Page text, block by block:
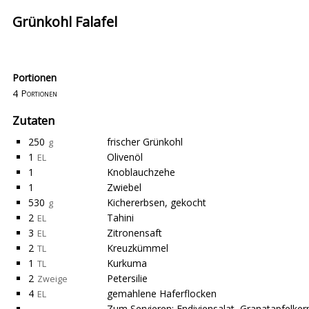
Grünkohl Falafel
Portionen
4 Portionen
Zutaten
250 g
frischer Grünkohl
1 EL
Olivenöl
1
Knoblauchzehe
1
Zwiebel
530 g
Kichererbsen, gekocht
2 EL
Tahini
3 EL
Zitronensaft
2 TL
Kreuzkümmel
1 TL
Kurkuma
2 Zweige
Petersilie
4 EL
gemahlene Haferflocken